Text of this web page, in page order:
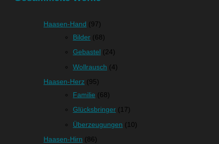
Haasen-Hand (97)
Bilder (68)
Gebastel (24)
Wollrausch (4)
Haasen-Herz (95)
Familie (68)
Glücksbringer (17)
Überzeugungen (10)
Haasen-Hirn (86)